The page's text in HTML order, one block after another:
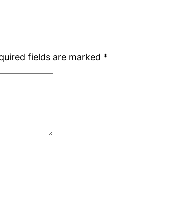
fields are marked *